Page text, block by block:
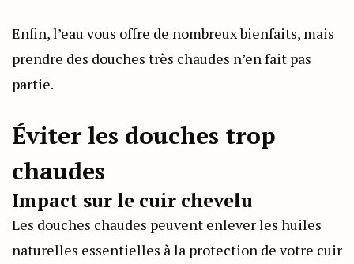
Enfin, l’eau vous offre de nombreux bienfaits, mais
prendre des douches très chaudes n’en fait pas
partie.
Éviter les douches trop
chaudes
Impact sur le cuir chevelu
Les douches chaudes peuvent enlever les huiles
naturelles essentielles à la protection de votre cuir